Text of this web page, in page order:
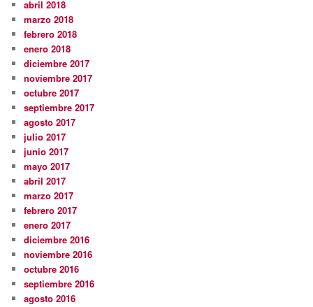
abril 2018
marzo 2018
febrero 2018
enero 2018
diciembre 2017
noviembre 2017
octubre 2017
septiembre 2017
agosto 2017
julio 2017
junio 2017
mayo 2017
abril 2017
marzo 2017
febrero 2017
enero 2017
diciembre 2016
noviembre 2016
octubre 2016
septiembre 2016
agosto 2016